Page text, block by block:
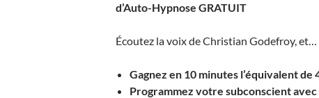
d’Auto-Hypnose GRATUIT
Écoutez la voix de Christian Godefroy, et…
Gagnez en 10 minutes l’équivalent de
Programmez votre subconscient avec